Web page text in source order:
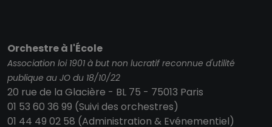
Orchestre à l'École
Association loi 1901 à but non lucratif reconnue d'utilité
publique au JO du 18/10/22
20 rue de la Glacière - BL 75 - 75013 Paris
01 53 60 36 99 (Suivi des orchestres)
01 44 49 02 58 (Administration & Evénementiel)